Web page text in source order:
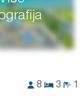
8 3 1